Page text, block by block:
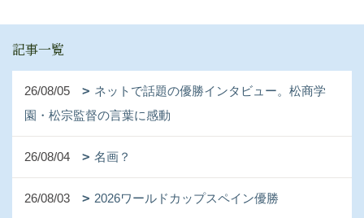
記事一覧
26/08/05
ネットで話題の優勝インタビュー。松商学
園・松宗監督の言葉に感動
26/08/04 名画？
26/08/03 2026ワールドカップスペイン優勝